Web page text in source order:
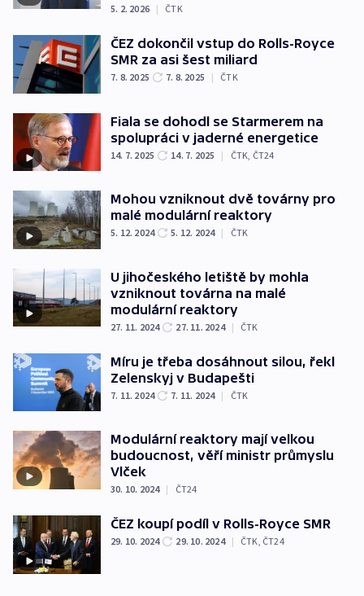
5. 2. 2026 | ČTK
ČEZ dokončil vstup do Rolls-Royce
SMR za asi šest miliard
7. 8. 2025 7. 8. 2025 | ČTK
Fiala se dohodl se Starmerem na
spolupráci v jaderné energetice
14. 7. 2025 14. 7. 2025 | ČTK ČT24
Mohou vzniknout dvě továrny pro
malé modulární reaktory
5. 12. 2024 5. 12. 2024 | ČTK
U jihočeského letiště by mohla
vzniknout továrna na malé
modulární reaktory
27. 11. 2024 27. 11. 2024 | ČTK
Míru je třeba dosáhnout silou, řekl
Zelenskyj v Budapešti
7. 11. 2024 7. 11. 2024 | ČTK
Modulární reaktory mají velkou
budoucnost, věří ministr průmyslu
Vlček
30. 10. 2024 | ČT24
ČEZ koupí podíl v Rolls-Royce SMR
29. 10. 2024 29. 10. 2024 | ČTK, ČT24